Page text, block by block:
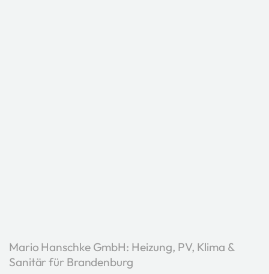
Mario Hanschke GmbH: Heizung, PV, Klima &
Sanitär für Brandenburg